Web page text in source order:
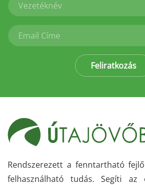
Feliratkozás
Rendszerezett a fenntartható
felhasználható tudás. Segíti az